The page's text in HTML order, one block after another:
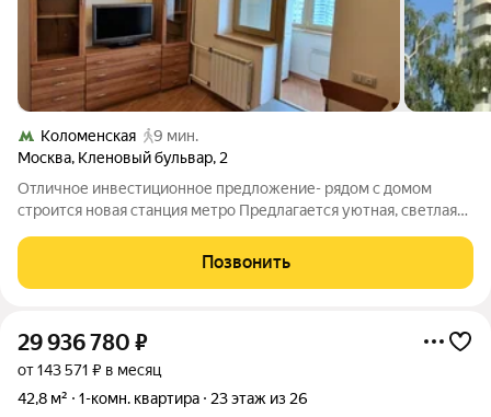
Коломенская
9 мин.
Москва, Кленовый бульвар, 2
Отличное инвестиционное предложение- рядом с домом
строится новая станция метро Предлагается уютная, светлая
балкона) в одном из самых комфортных районов города. Это
именно тот вариант, про
Позвонить
29 936 780 ₽
от 143 571 ₽ в месяц
42,8 м²
1-комн. квартира 23 этаж из 26